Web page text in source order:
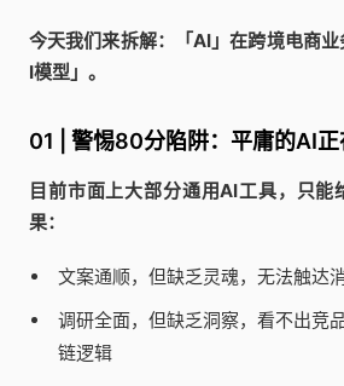
今天我们来拆解：「AI」在跨境电商
I模型」。
01 | 警惕80分陷阱：平庸的AI
目前市面上大部分通用AI工具，只
果：
文案通顺，但缺乏灵魂，无法触达
调研全面，但缺乏洞察，看不出竞
链逻辑